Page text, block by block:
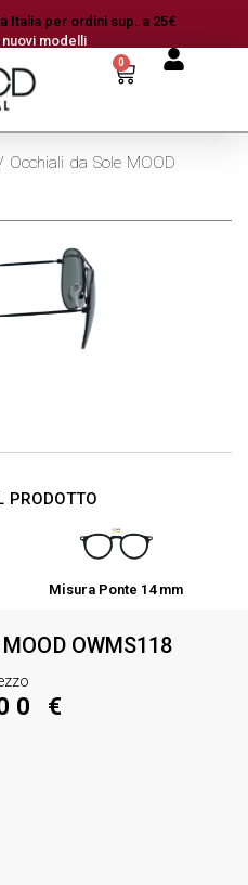
Italia per ordini sup. a 25€
modelli
0
Occhiali da Sole MOOD
PRODOTTO
Misura Ponte 14 mm
OWMS118
€